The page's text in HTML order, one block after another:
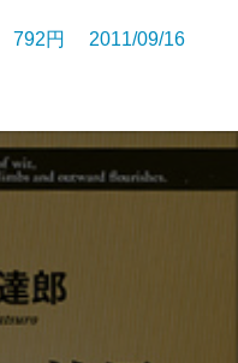
792円 2011/09/16